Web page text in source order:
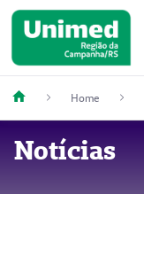
Home
Notícias